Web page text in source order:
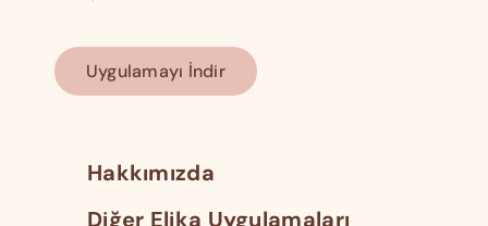
Uygulamayı İndir
Hakkımızda
Diğer Elika Uygulamaları